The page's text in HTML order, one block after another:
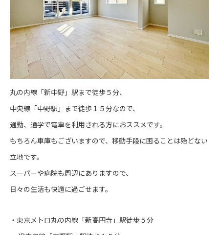
丸の内線「新中野」駅まで徒歩５分、
中央線「中野駅」まで徒歩１５分なので、
通勤、通学で電車を利用される方におススメです。
もちろん車庫もございますので、移動手段に困ることは殆どない
立地です。
スーパーや病院も周辺にありますので、
日々の生活も快適に過ごせます。
・東京メトロ丸の内線「新高円寺」駅徒歩５分